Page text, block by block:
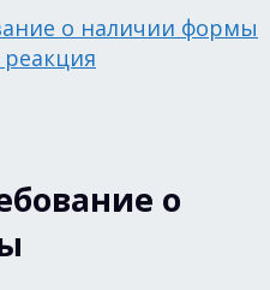
о наличии формы
о